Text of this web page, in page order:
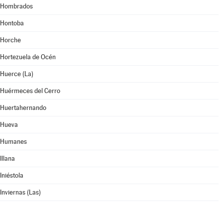
Hombrados
Hontoba
Horche
Hortezuela de Océn
Huerce (La)
Huérmeces del Cerro
Huertahernando
Hueva
Humanes
Illana
Iniéstola
Inviernas (Las)